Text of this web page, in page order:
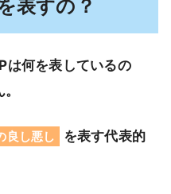
表すの？
は何を表しているの
良し悪し
を表す代表的